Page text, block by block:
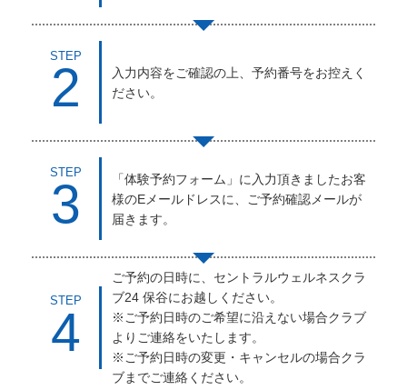
STEP
2
入力内容をご確認の上、予約番号をお控えく
ださい。
STEP
3
「体験予約フォーム」に入力頂きましたお客
様のEメールドレスに、ご予約確認メールが
届きます。
STEP
4
ご予約の日時に、セントラルウェルネスクラ
ブ24 保谷にお越しください。
※ご予約日時のご希望に沿えない場合クラブ
よりご連絡をいたします。
※ご予約日時の変更・キャンセルの場合クラ
ブまでご連絡ください。